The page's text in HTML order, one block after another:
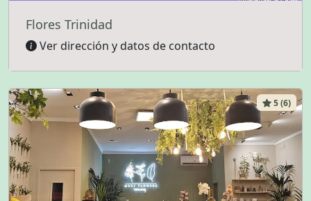
Flores Trinidad
Ver dirección y datos de contacto
5 (6)